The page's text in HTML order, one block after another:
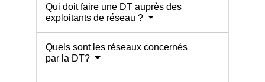
Qui doit faire une DT auprès des
exploitants de réseau ?
Quels sont les réseaux concernés
par la DT?